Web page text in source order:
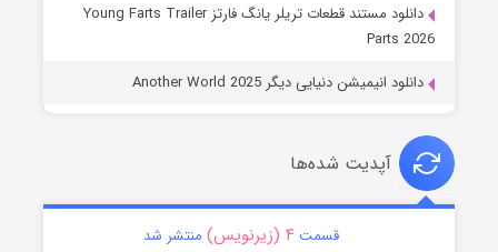
دانلود مستند قطعات تریلر یانگ فارتز Young Farts Trailer
Parts 2026
دانلود انیمیشن دنیایی دیگر Another World 2025
آپدیت شده‌ها
قسمت۴ (زیرنویس) منتشر شد